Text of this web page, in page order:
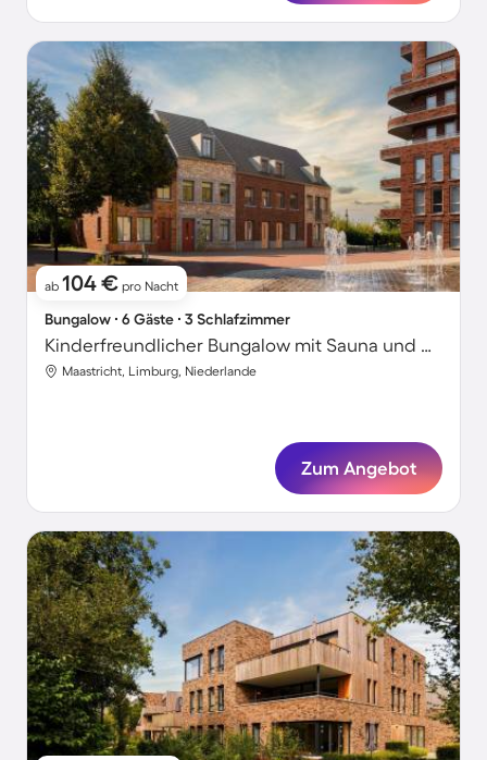
ab 104 € pro Nacht
Bungalow ∙ 6 Gäste ∙ 3 Schlafzimmer
Kinderfreundlicher Bungalow mit Sauna und Garten
Maastricht, Limburg, Niederlande
Zum Angebot